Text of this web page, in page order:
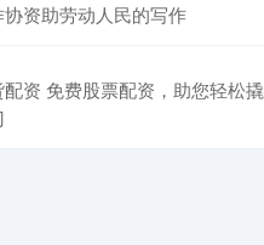
资助劳动人民的写作
资 免费股票配资，助您轻松撬